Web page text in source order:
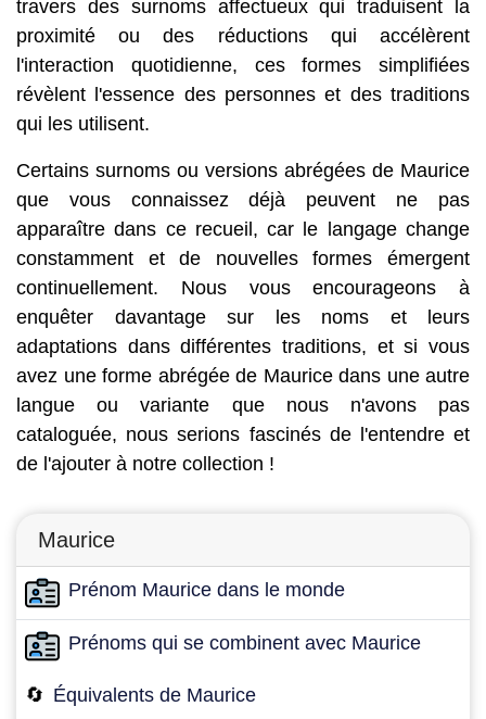
travers des surnoms affectueux qui traduisent la
proximité ou des réductions qui accélèrent
l'interaction quotidienne, ces formes simplifiées
révèlent l'essence des personnes et des traditions
qui les utilisent.
Certains surnoms ou versions abrégées de Maurice
que vous connaissez déjà peuvent ne pas
apparaître dans ce recueil, car le langage change
constamment et de nouvelles formes émergent
continuellement. Nous vous encourageons à
enquêter davantage sur les noms et leurs
adaptations dans différentes traditions, et si vous
avez une forme abrégée de Maurice dans une autre
langue ou variante que nous n'avons pas
cataloguée, nous serions fascinés de l'entendre et
de l'ajouter à notre collection !
Maurice
Prénom Maurice dans le monde
Prénoms qui se combinent avec Maurice
🔄 Équivalents de Maurice